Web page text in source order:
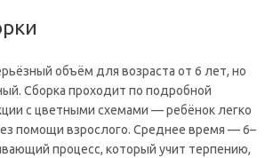
объём для возраста от 6 лет, но
Сборка проходит по подробной
с цветными схемами — ребёнок легко
помощи взрослого. Среднее время — 6–
процесс, который учит терпению,